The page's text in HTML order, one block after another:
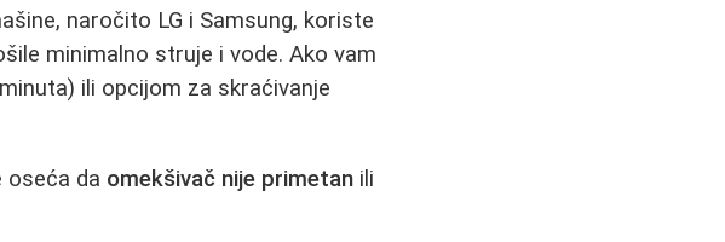
naročito LG i Samsung, koriste
minimalno struje i vode. Ako vam
ili opcijom za skraćivanje
oseća da omekšivač nije primetan ili